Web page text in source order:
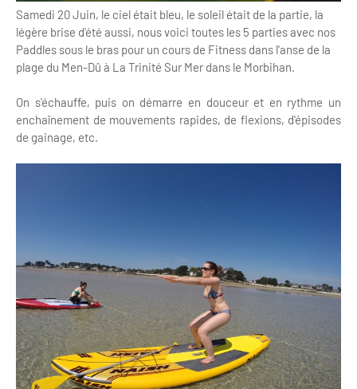
Samedi 20 Juin, le ciel était bleu, le soleil était de la partie, la
légère brise d'été aussi, nous voici toutes les 5 parties avec nos
Paddles sous le bras pour un cours de Fitness dans l'anse de la
plage du Men-Dû à La Trinité Sur Mer dans le Morbihan.
On s'échauffe, puis on démarre en douceur et en rythme un
enchaînement de mouvements rapides, de flexions, d'épisodes
de gainage, etc.